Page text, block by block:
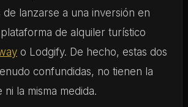
de lanzarse a una inversión en
de alquiler turístico
o Lodgify. De hecho, estas dos
confundidas, no tienen la
ni la misma medida.